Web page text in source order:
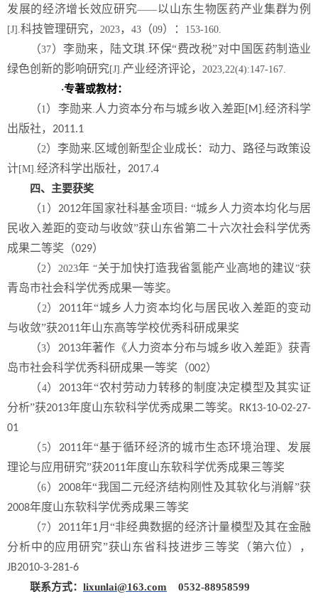
发展的经济增长效应研究——以山东生物医药产业集群为例
[J].科技管理研究， 2023， 43 （09）： 153-160.
（37）李勋来，陆文琪.环保“费改税”对中国医药制造业
绿色创新的影响研究[J].产业经济评论， 2023,22(4):147-167.
·专著或教材：
（1）李勋来. 人力资本分布与城乡收入差距 [M].经济科学
出版社， 2011.1
（2）李勋来. 区域创新型企业成长：动力、路径与政策设
计[M].经济科学出版社， 2017.4
四、主要获奖
（1 ） 2012年国家社科基金项目 : “城乡人力资本均化与居
民收入差距的变动与收敛”获山东省第二十六次社会科学优秀
成果二等奖（029）
（2） 2023年 “关于加快打造我省氢能产业高地的建议”获
青岛市社会科学优秀成果一等奖。
（2） 2011年“城乡人力资本均化与居民收入差距的变动
与收敛”获2011年山东高等学校优秀科研成果奖
（3） 2013年著作《人力资本分布与城乡收入差距》获青
岛市社会科学优秀科研成果一等奖（002）
（4） 2013年“农村劳动力转移的制度决定模型及其实证
分析”获2013年度山东软科学优秀成果二等奖。
RK13-10-02-27-
01
（5） 2011年“基于循环经济的城市生态环境治理、发展
理论与应用研究”获2011年度山东软科学优秀成果三等奖
（6） 2008年“我国二元经济结构刚性及其软化与消解”获
2008年度山东软科学优秀成果三等奖
（7） 2011年1月“非经典数据的经济计量模型及其在金融
分析中的应用研究”获山东省科技进步三等奖（第六位），
JB2010-3-281-6
联系方式： lixunlai@163.com 0532-88958599